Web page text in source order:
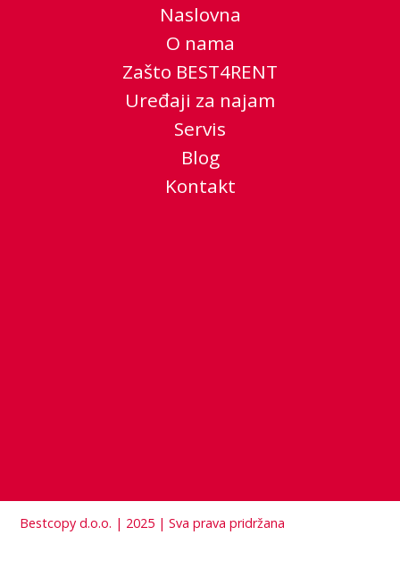
Naslovna
O nama
Zašto BEST4RENT
Uređaji za najam
Servis
Blog
Kontakt
Bestcopy d.o.o. | 2025 | Sva prava pridržana